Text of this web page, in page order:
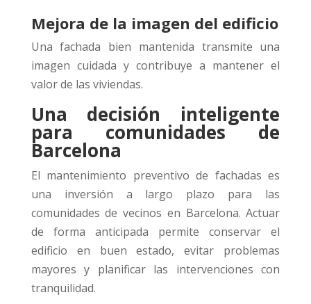
Mejora de la imagen del edificio
Una fachada bien mantenida transmite una
imagen cuidada y contribuye a mantener el
valor de las viviendas.
Una decisión inteligente
para comunidades de
Barcelona
El mantenimiento preventivo de fachadas es
una inversión a largo plazo para las
comunidades de vecinos en Barcelona. Actuar
de forma anticipada permite conservar el
edificio en buen estado, evitar problemas
mayores y planificar las intervenciones con
tranquilidad.